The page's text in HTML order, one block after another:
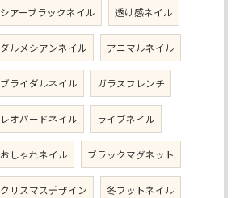
シアーブラックネイル 透け感ネイル
ダルメシアンネイル アニマルネイル
ブライダルネイル ガラスフレンチ
レオパードネイル ライブネイル
おしゃれネイル ブラックマグネット
クリスマスデザイン 冬フットネイル